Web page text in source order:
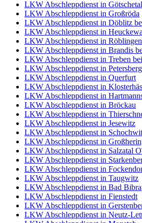
LKW Abschleppdienst in Götschetal
LKW Abschleppdienst in Großröda
LKW Abschleppdienst in Döblitz
LKW Abschleppdienst in
LKW Abschleppdienst in Röblingen
LKW Abschleppdienst in Brandis
LKW Abschleppdienst in Treben
LKW Abschleppdienst in
LKW Abschleppdienst in Querfurt
LKW Abschleppdienst in
LKW Abschleppdienst in
LKW Abschleppdienst in Bröckau
LKW Abschleppdienst in
LKW Abschleppdienst in Jesewitz
LKW Abschleppdienst in
LKW Abschleppdienst in
LKW Abschleppdienst in Salzatal
LKW Abschleppdienst in
LKW Abschleppdienst in
LKW Abschleppdienst in Taugwitz
LKW Abschleppdienst in Bad Bibra
LKW Abschleppdienst in Fienstedt
LKW Abschleppdienst in
LKW Abschleppdienst in Neutz-